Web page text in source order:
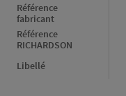
Référence
fabricant
Référence
RICHARDSON
Libellé